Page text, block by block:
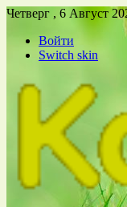
Четверг , 6 Август
Войти
Switch skin